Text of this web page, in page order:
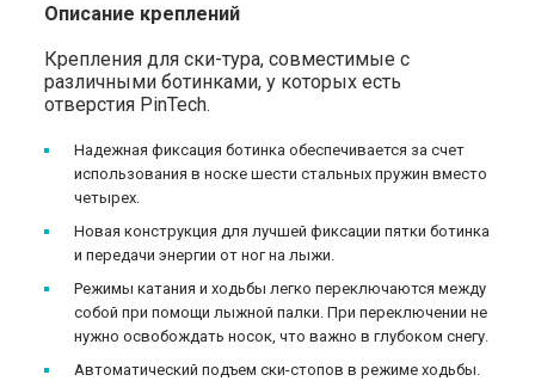
Описание креплений
Крепления для ски-тура, совместимые с
различными ботинками, у которых есть
отверстия PinTech.
Надежная фиксация ботинка обеспечивается за счет
использования в носке шести стальных пружин вместо
четырех.
Новая конструкция для лучшей фиксации пятки ботинка
и передачи энергии от ног на лыжи.
Режимы катания и ходьбы легко переключаются между
собой при помощи лыжной палки. При переключении не
нужно освобождать носок, что важно в глубоком снегу.
Автоматический подъем ски-стопов в режиме ходьбы.